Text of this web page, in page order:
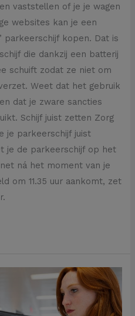
vaststellen of je je wagen
websites kan je een
parkeerschijf kopen. Dat is
die dankzij een batterij
schuift zodat ze niet om
Weet dat het gebruik
dat je zware sancties
Schijf juist zetten Zorg
je parkeerschijf juist
je de parkeerschijf op het
ná het moment van je
om 11.35 uur aankomt, zet